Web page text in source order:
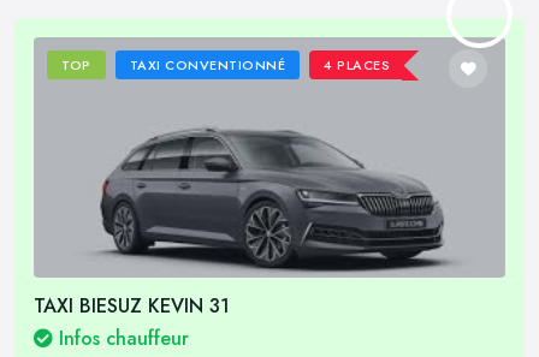
TOP TAXI CONVENTIONNÉ 4 PLACES
TAXI BIESUZ KEVIN 31
Infos chauffeur